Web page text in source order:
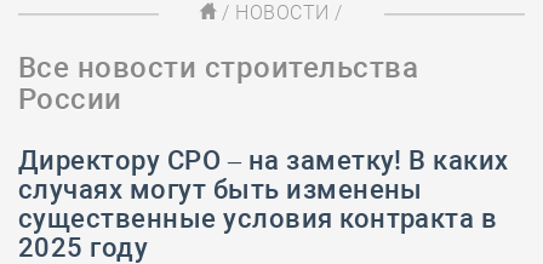
/ НОВОСТИ /
Все новости строительства
России
Директору СРО – на заметку! В каких
случаях могут быть изменены
существенные условия контракта в
2025 году